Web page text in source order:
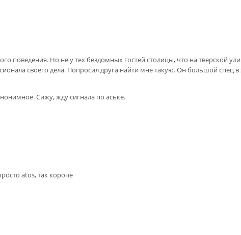
поведения. Но не у тех бездомных гостей столицы, что на тверской
своего дела. Попросил друга найти мне такую. Он большой спец в
Сижу, жду сигнала по аське.
аtоs, так короче